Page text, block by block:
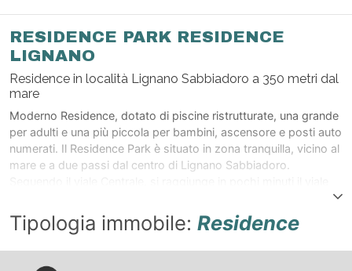
RESIDENCE PARK RESIDENCE
LIGNANO
Residence in località Lignano Sabbiadoro a 350 metri dal
mare
Moderno Residence, dotato di piscine ristrutturate, una grande
per adulti e una più piccola per bambini, ascensore e posti auto
numerati. Il Residence Park è situato in zona tranquilla, vicino al
mare e a due passi dal centro di Lignano Sabbiadoro.
boutique, negozi di ogni genere e locali di intrattenimento
serale come pub, disco bar, discoteche, concerti, beach party.
supermarket, bar, ristoranti, pizzerie, edicole. I nostri clienti
Tipologia immobile: Residence